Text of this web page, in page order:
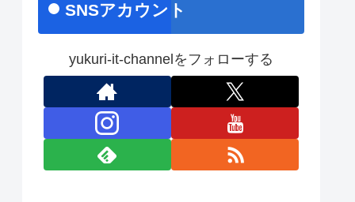
SNSアカウント
yukuri-it-channelをフォローする